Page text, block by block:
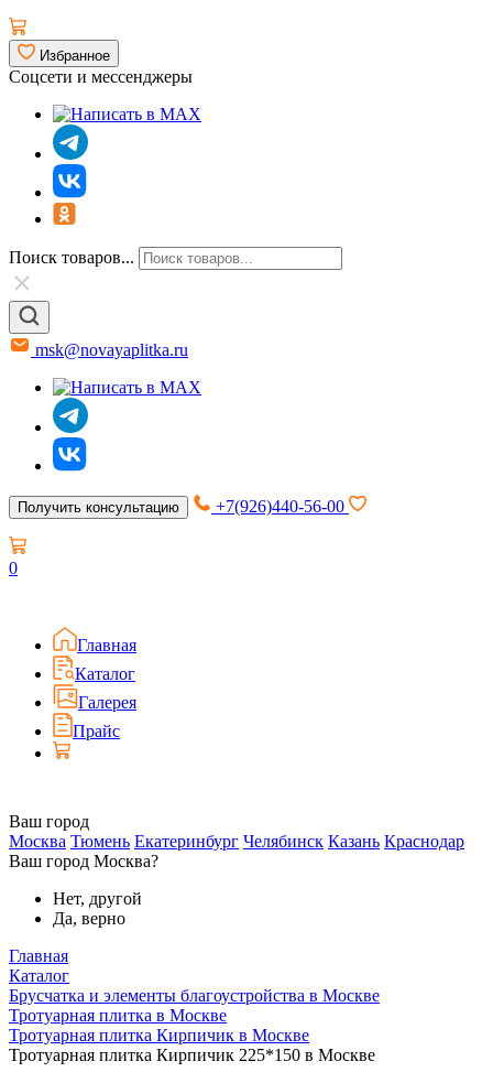
Избранное
Соцсети и мессенджеры
Поиск товаров...
msk@novayaplitka.ru
Получить консультацию +7(926)440-56-00
0
Главная
Каталог
Галерея
Прайс
Ваш город
Москва Тюмень Екатеринбург Челябинск Казань Краснодар
Ваш город Москва?
Нет, другой
Да, верно
Главная
Каталог
Брусчатка и элементы благоустройства в Москве
Тротуарная плитка в Москве
Тротуарная плитка Кирпичик в Москве
Тротуарная плитка Кирпичик 225*150 в Москве